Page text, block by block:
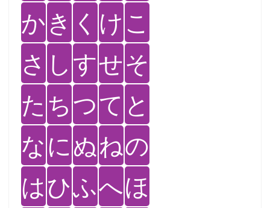
かき く けこ
さ しすせそ
た ちつて と
なにぬねの
はひふへほ